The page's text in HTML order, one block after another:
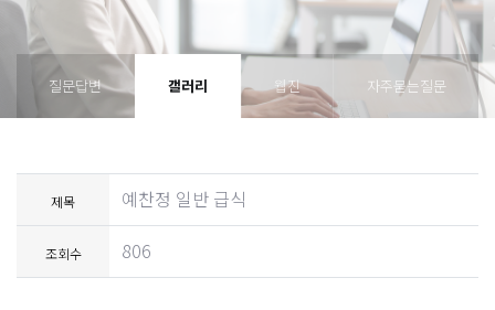
질문답변 갤러리 웹진 자주묻는질문
제목 예찬정 일반 급식
조회수 806